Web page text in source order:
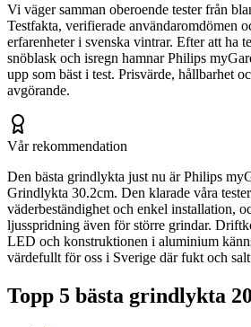
Vi väger samman oberoende tester från
Testfakta, verifierade användaromdömen
erfarenheter i svenska vintrar. Efter att ha
snöblask och isregn hamnar Philips
upp som bäst i test. Prisvärde, hållbarhet
avgörande.
Vår rekommendation
Den bästa grindlykta just nu är Philips
Grindlykta 30.2cm. Den klarade våra
väderbeständighet och enkel installation,
ljusspridning även för större grindar.
LED och konstruktionen i aluminium
värdefullt för oss i Sverige där fukt och
Topp 5 bästa grindlykta